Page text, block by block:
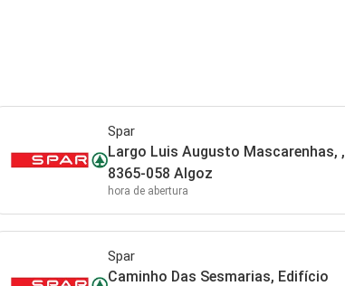
Spar
Largo Luis Augusto Mascarenhas, ,
8365-058 Algoz
hora de abertura
Spar
Caminho Das Sesmarias, Edifício